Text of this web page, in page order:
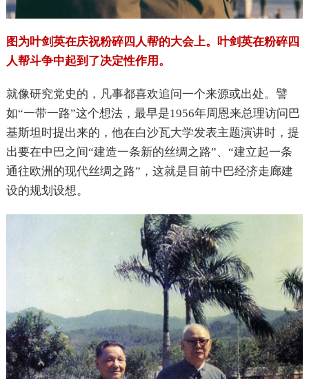
图为叶剑英在庆祝粉碎四人帮的大会上。叶剑英在粉碎四
人帮斗争中起到了决定性作用。
就像研究党史的，凡事都喜欢追问一个来源或出处。譬
如“一带一路”这个想法，最早是1956年周恩来总理访问巴
基斯坦时提出来的，他在白沙瓦大学发表主题演讲时，提
出要在中巴之间“建造一条新的丝绸之路”、“建立起一条
通往欧洲的现代丝绸之路”，这就是目前中巴经济走廊建
设的规划设想。